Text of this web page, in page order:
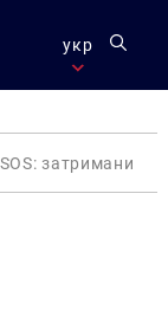
укр
затриманий